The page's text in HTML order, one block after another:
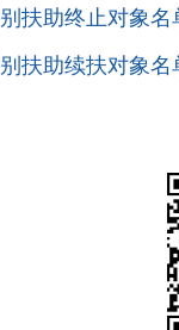
扶助终止对象
扶助续扶对象名